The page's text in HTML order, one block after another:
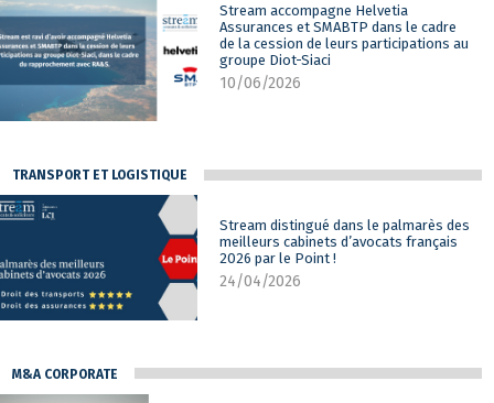
Stream accompagne Helvetia
Assurances et SMABTP dans le cadre
de la cession de leurs participations au
groupe Diot-Siaci
10/06/2026
TRANSPORT ET LOGISTIQUE
Stream distingué dans le palmarès des
meilleurs cabinets d’avocats français
2026 par le Point !
24/04/2026
M&A CORPORATE